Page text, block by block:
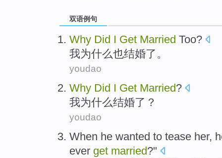
双语例句
Why Did I Get Married Too?
我为什么也结婚了。
youdao
Why Did I Get Married?
我为什么结婚了？
youdao
When he wanted to tease her,
ever get married?"